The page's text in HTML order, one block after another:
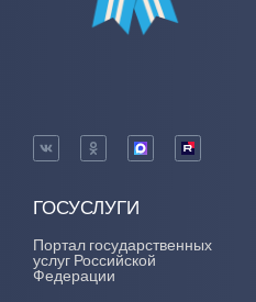
ГОСУСЛУГИ
Портал государственных
услуг Российской
Федерации